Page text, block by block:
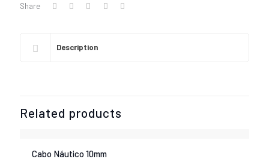
Share
Description
Related products
Cabo Náutico 10mm